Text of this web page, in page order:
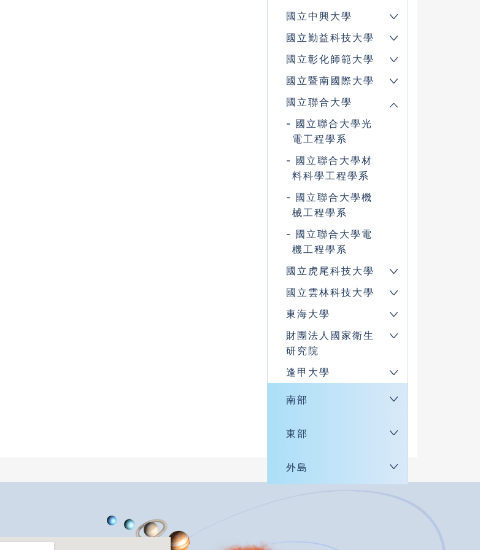
國立中興大學
國立勤益科技大學
國立彰化師範大學
國立暨南國際大學
國立聯合大學
國立聯合大學光
電工程學系
國立聯合大學材
料科學工程學系
國立聯合大學機
械工程學系
國立聯合大學電
機工程學系
國立虎尾科技大學
國立雲林科技大學
東海大學
財團法人國家衛生
研究院
逢甲大學
南部
東部
外島